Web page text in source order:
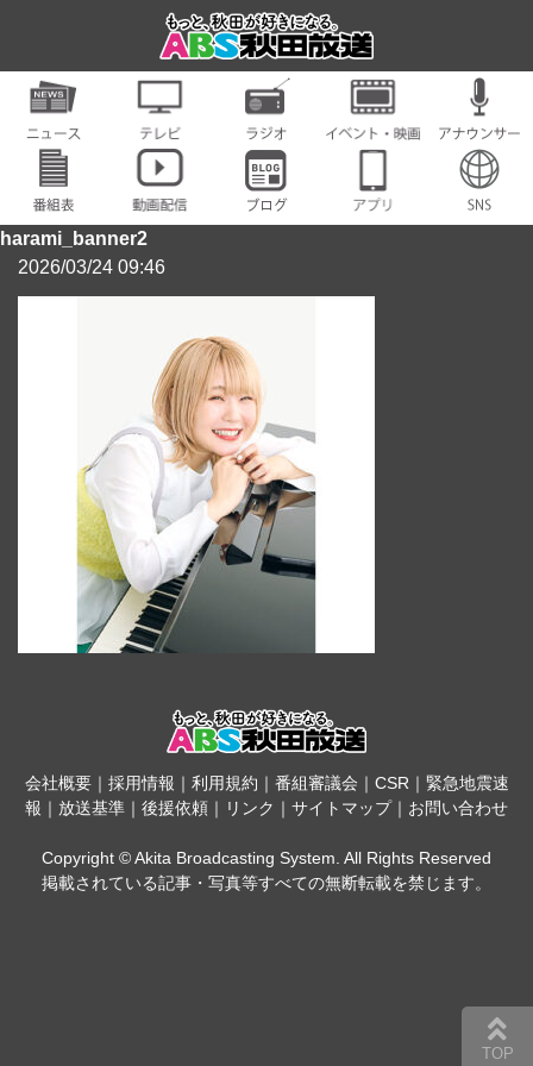
harami_banner2
2026/03/24 09:46
会社概要｜ 採用情報 ｜ 利用規約 ｜ 番組審議会 ｜ CSR｜ 緊急地震速
報 ｜ 放送基準 ｜ 後援依頼 ｜ リンク ｜ サイトマップ｜ お問い合わせ
Copyright © Akita Broadcasting System. All Rights Reserved
掲載されている記事・写真等すべての無断転載を禁じます。